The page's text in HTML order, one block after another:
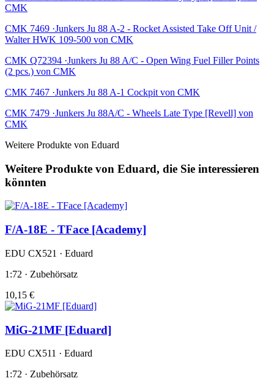
CMK
CMK 7469 ·Junkers Ju 88 A-2 - Rocket Assisted Take Off Unit /
Walter HWK 109-500 von CMK
CMK Q72394 ·Junkers Ju 88 A/C - Open Wing Fuel Filler Points
(2 pcs.) von CMK
CMK 7467 ·Junkers Ju 88 A-1 Cockpit von CMK
CMK 7479 ·Junkers Ju 88A/C - Wheels Late Type [Revell] von
CMK
Weitere Produkte von Eduard
Weitere Produkte von Eduard, die Sie interessieren
könnten
F/A-18E - TFace [Academy]
EDU CX521 · Eduard
1:72 · Zubehörsatz
10,15 €
MiG-21MF [Eduard]
EDU CX511 · Eduard
1:72 · Zubehörsatz